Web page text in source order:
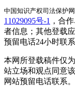
中国知识产权司法保护
11029095号-1 ，合
者信息；其他登载
预留电话24小时联系
本网所登载稿件仅
站立场和观点同意
网站预留电话联系。